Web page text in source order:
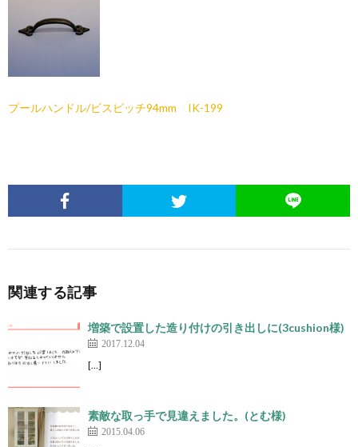
プールハンドル/ビスピッチ94mm IK-199
関連する記事
増築で設置した造り付けの引き出しに(3cushion様)
2017.12.04
[…]
素敵な取っ手で見違えました。(とむ様)
2015.04.06